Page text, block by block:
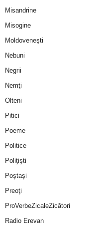
Misandrine
Misogine
Moldoveneşti
Nebuni
Negrii
Nemţi
Olteni
Pitici
Poeme
Politice
Poliţişti
Poştaşi
Preoţi
ProVerbeZicaleZicători
Radio Erevan